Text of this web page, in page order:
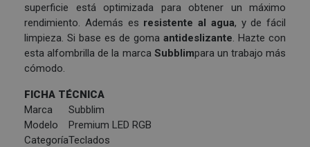
superficie está optimizada para obtener un máximo
rendimiento. Además es resistente al agua, y de fácil
limpieza. Si base es de goma antideslizante. Hazte con
esta alfombrilla de la marca Subblimpara un trabajo más
cómodo.
FICHA TÉCNICA
Marca
Subblim
Modelo
Premium LED RGB
CategoríaTeclados